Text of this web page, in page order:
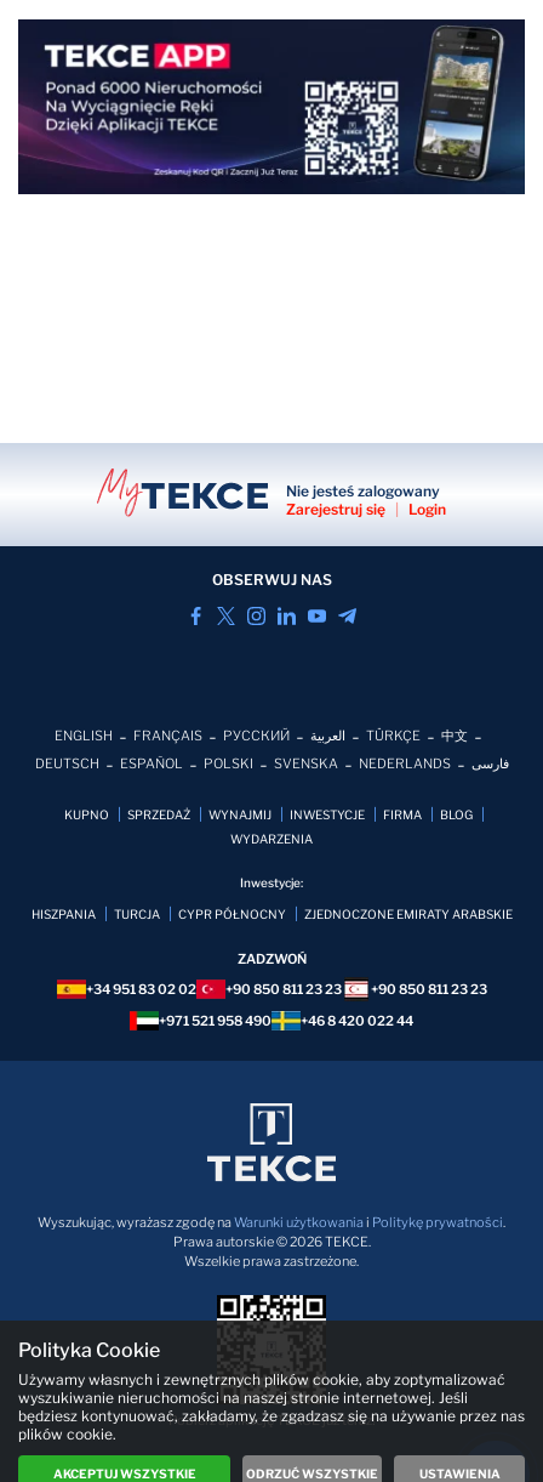
Nie jesteś zalogowany
Zarejestruj się | Login
OBSERWUJ NAS
ENGLISH FRANÇAIS РУССКИЙ العربية TÜRKÇE
中文
DEUTSCH
ESPAÑOL POLSKI SVENSKA NEDERLANDS فارسی
KUPNO SPRZEDAŻ WYNAJMIJ INWESTYCJE FIRMA
BLOG
WYDARZENIA
Inwestycje:
HISZPANIA TURCJA CYPR PÓŁNOCNY ZJEDNOCZONE EMIRATY ARABSKIE
ZADZWOŃ
+34 951 83 02 02
+90 850 811 23 23
+90 850 811 23 23
+971 521 958 490
+46 8 420 022 44
Wyszukując, wyrażasz zgodę naWarunki użytkowaniai Politykę prywatności.
Prawa autorskie © 2026 TEKCE.
Wszelkie prawa zastrzeżone.
Pobierz aplikację TEKCE już teraz!
Polityka Cookie
Używamy własnych i zewnętrznych plików cookie, aby zoptymalizować
wyszukiwanie nieruchomości na naszej stronie internetowej. Jeśli
będziesz kontynuować, zakładamy, że zgadzasz się na używanie przez nas
plików cookie.
AKCEPTUJ WSZYSTKIE ODRZUĆ WSZYSTKIE USTAWIENIA